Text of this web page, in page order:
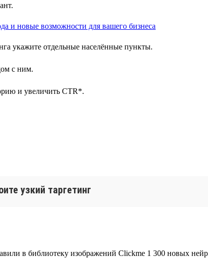
укажите отдельные населённые пункты.
с ним.
и увеличить CTR*.
узкий таргетинг
в библиотеку изображений Clickme 1 300 новых